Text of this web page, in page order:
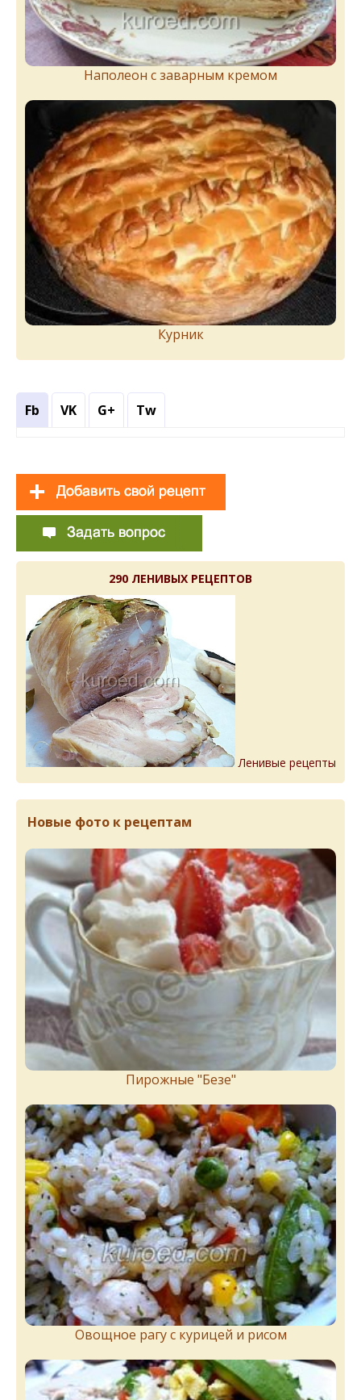
Наполеон с заварным кремом
Курник
Fb VK G+ Tw
290 ЛЕНИВЫХ РЕЦЕПТОВ
Ленивые рецепты
Новые фото к рецептам
Пирожныe "Бeзe"
Овощное рагу с курицей и рисом